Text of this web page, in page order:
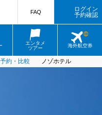
エンタメ
ツアー
海外航空券
FAQ
ログイン
予約確認
約・比較 ノゾホテル